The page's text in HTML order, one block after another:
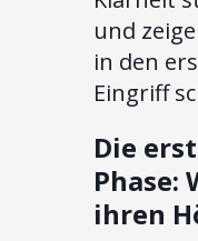
und
in den
Eingriff
Die
Phase:
ihren